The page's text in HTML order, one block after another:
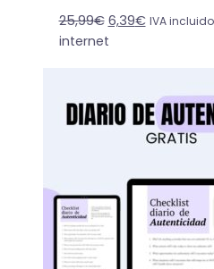
25,99€ 6,39€ IVA incluido
internet